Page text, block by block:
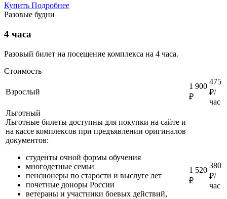
Купить Подробнее
Разовые будни
4 часа
Разовый билет на посещение комплекса на 4 часа.
Стоимость
Взрослый
1 900
₽
475
₽/
час
Льготный
Льготные билеты доступны для покупки на сайте и
на кассе комплексов при предъявлении оригиналов
документов:
студенты очной формы обучения
многодетные семьи
пенсионеры по старости и выслуге лет
почетные доноры России
ветераны и участники боевых действий,
1 520
₽
380
₽/
час